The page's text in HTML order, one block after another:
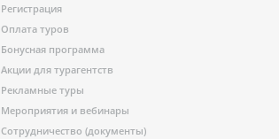
Регистрация
Оплата туров
Бонусная программа
Акции для турагентств
Рекламные туры
Мероприятия и вебинары
Сотрудничество (документы)